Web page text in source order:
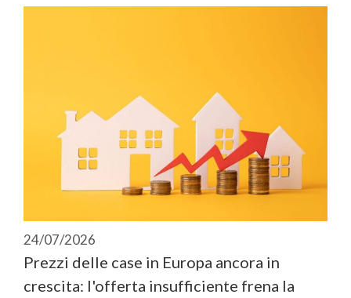
24/07/2026
Prezzi delle case in Europa ancora in
crescita: l'offerta insufficiente frena la